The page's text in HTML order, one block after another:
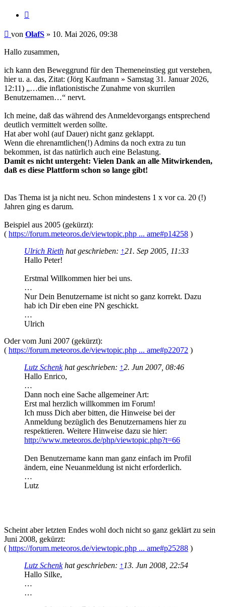
Beitrag
von OlafS » 10. Mai 2026, 09:38
Hallo zusammen,
ich kann den Beweggrund für den Themeneinstieg gut verstehen,
hier u. a. das, Zitat: (Jörg Kaufmann » Samstag 31. Januar 2026,
12:11) „…die inflationistische Zunahme von skurrilen
Benutzernamen…“ nervt.
Ich meine, daß das während des Anmeldevorgangs entsprechend
deutlich vermittelt werden sollte.
Hat aber wohl (auf Dauer) nicht ganz geklappt.
Wenn die ehrenamtlichen(!) Admins da noch extra zu tun
bekommen, ist das natürlich auch eine Belastung.
Damit es nicht untergeht: Vielen Dank an alle Mitwirkenden,
daß es diese Plattform schon so lange gibt!
Das Thema ist ja nicht neu. Schon mindestens 1 x vor ca. 20 (!)
Jahren ging es darum.
Beispiel aus 2005 (gekürzt):
( https://forum.meteoros.de/viewtopic.php ... ame#p14258 )
Ulrich Rieth hat geschrieben: ↑21. Sep 2005, 11:33
Hallo Peter!
Erstmal Willkommen hier bei uns.
…
Nur Dein Benutzername ist nicht so ganz korrekt. Dazu
hab ich Dir eben eine PN geschickt.
…
Ulrich
Oder vom Juni 2007 (gekürzt):
( https://forum.meteoros.de/viewtopic.php ... ame#p22072 )
Lutz Schenkhat geschrieben: ↑2. Jun 2007, 08:46
Hallo Enrico,
…
Dann noch eine Sache allgemeiner Art:
Erst mal herzlich willkommen im Forum!
Ich muss Dich aber bitten, die Hinweise bei der
Anmeldung bezüglich des Benutzernamens hier zu
respektieren. Weitere Hinweise dazu sie hier:
http://www.meteoros.de/php/viewtopic.php?t=66
Den Benutzername kann man ganz einfach im Profil
ändern, eine Neuanmeldung ist nicht erforderlich.
…
Lutz
Scheint aber letzten Endes wohl doch nicht so ganz geklärt zu sein
Juni 2008, gekürzt:
( https://forum.meteoros.de/viewtopic.php ... ame#p25288 )
Lutz Schenkhat geschrieben: ↑13. Jun 2008, 22:54
Hallo Silke,
…
…